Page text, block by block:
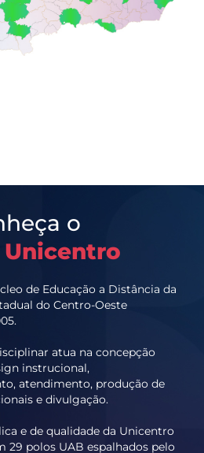
o
Unicentro
de Educação a Distância da
do Centro-Oeste
atua na concepção
instrucional,
atendimento, produção de
e divulgação.
e de qualidade da Unicentro
29 polos UAB espalhados pelo